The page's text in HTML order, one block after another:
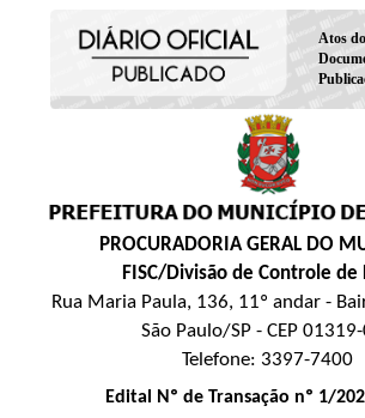
Atos
PROCURADORIA GERAL DO
FISC/Divisão de Controle de
Rua Maria Paula, 136, 11º andar -
São Paulo/SP - CEP
Telefone: 3397-7400
Edital Nº de Transação nº 1/